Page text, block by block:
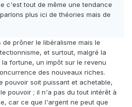
c'est tout de même une tendance
plus ici de théories mais de
prôner le libéralisme mais le
et surtout, malgré la
fortune, un impôt sur le revenu
des nouveaux riches.
pouvoir soit puissant et achetable,
pouvoir ; il n'a pas du tout intérêt à
car ce que l'argent ne peut que